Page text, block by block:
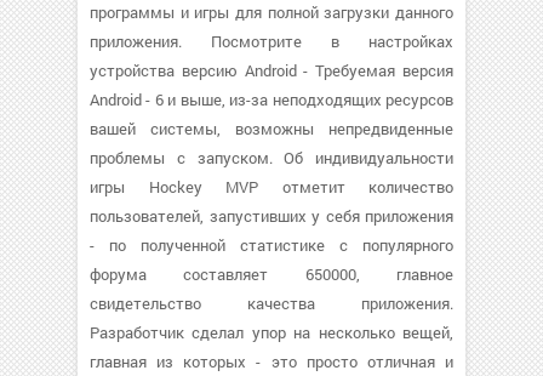
программы и игры для полной загрузки данного
приложения. Посмотрите в настройках
устройства версию Android - Требуемая версия
Android - 6 и выше, из-за неподходящих ресурсов
вашей системы, возможны непредвиденные
проблемы с запуском. Об индивидуальности
игры Hockey MVP отметит количество
пользователей, запустивших у себя приложения
- по полученной статистике с популярного
форума составляет 650000, главное
свидетельство качества приложения.
Разработчик сделал упор на несколько вещей,
главная из которых - это просто отличная и